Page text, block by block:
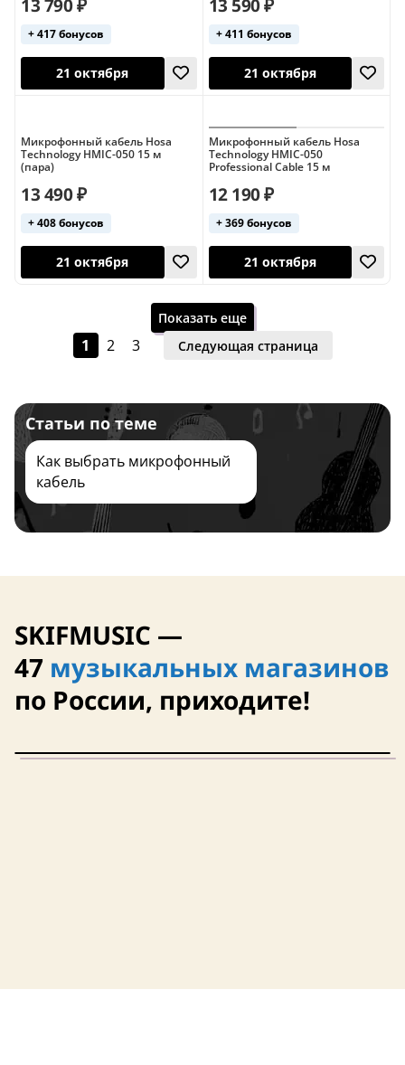
21 октября 21 октября
21 октября 10 августа
13 790 ₽
+ 417 бонусов
21 октября
13 590 ₽
+ 411 бонусов
21 октября
Микрофонный кабель Hosa
Technology HMIC-050 15 м
(пара)
13 490 ₽
+ 408 бонусов
21 октября
Микрофонный кабель Hosa
Technology HMIC-050
Professional Cable 15 м
12 190 ₽
+ 369 бонусов
21 октября
Показать еще
1 2 3 Следующая страница
Статьи по теме
Как выбрать микрофонный
кабель
SKIFMUSIC —
47 музыкальных магазинов
по России, приходите!